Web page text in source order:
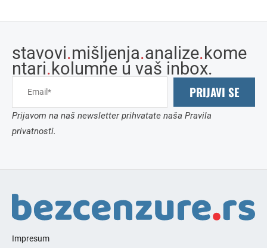
stavovi.mišljenja.analize.kome
ntari.kolumne u vaš inbox.
PRIJAVI SE
Prijavom na naš newsletter prihvatate naša Pravila
privatnosti.
Impresum